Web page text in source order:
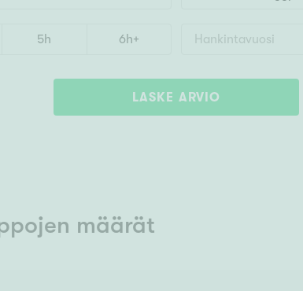
5h 6h+
LASKE ARVIO
määrät